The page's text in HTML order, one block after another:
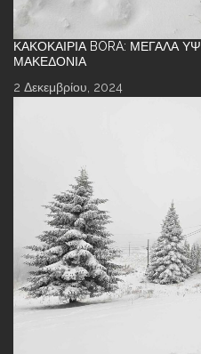
ΚΑΚΟΚΑΙΡΊΑ BORA: ΜΕΓΆΛΑ
ΜΑΚΕΔΟΝΊΑ
2 Δεκεμβρίου, 2024